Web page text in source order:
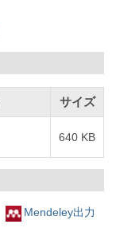
サイズ
640 KB
Mendeley出力